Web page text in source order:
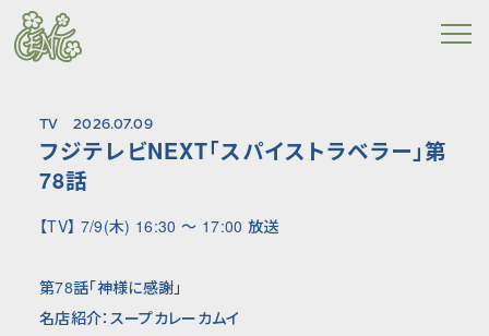
TV 2026.07.09
フジテレビNEXT「スパイストラベラー」第
78話
【TV】 7/9(木) 16:30 〜 17:00 放送
第78話「神様に感謝」
名店紹介：スープカレーカムイ